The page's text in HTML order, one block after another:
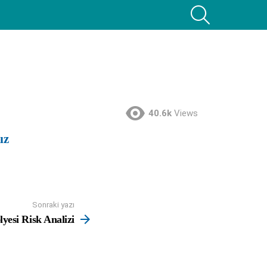
40.6k Views
Sonraki yazı
Risk Analizi